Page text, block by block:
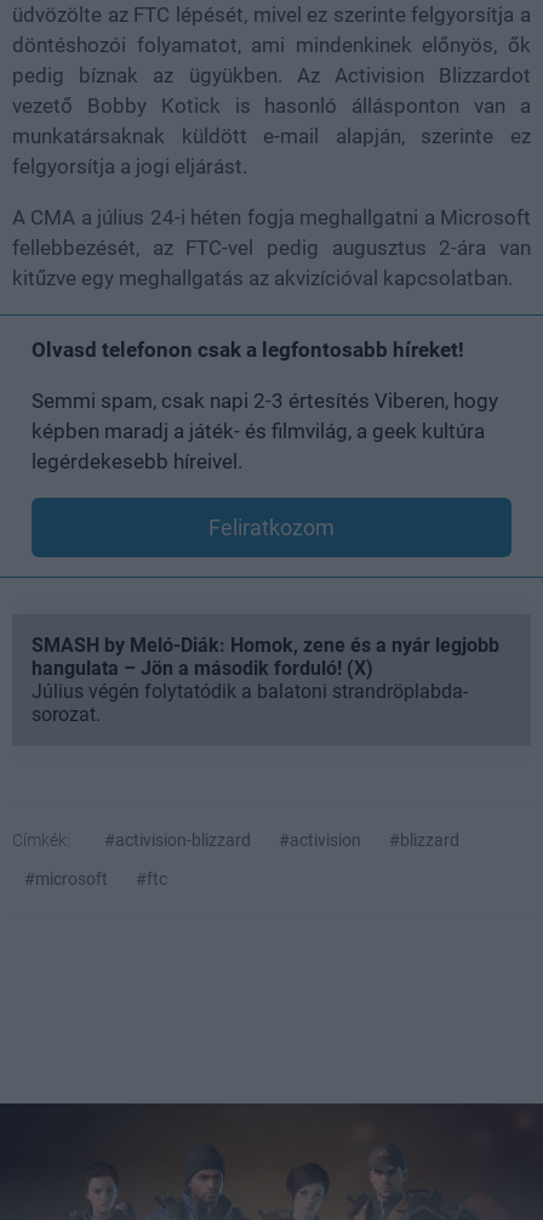
üdvözölte az FTC lépését, mivel ez szerinte felgyorsítja a
döntéshozói folyamatot, ami mindenkinek előnyös, ők
pedig bíznak az ügyükben. Az Activision Blizzardot
vezető Bobby Kotick is hasonló állásponton van a
munkatársaknak küldött e-mail alapján, szerinte ez
felgyorsítja a jogi eljárást.
A CMA a július 24-i héten fogja meghallgatni a Microsoft
fellebbezését, az FTC-vel pedig augusztus 2-ára van
kitűzve egy meghallgatás az akvizícióval kapcsolatban.
Olvasd telefonon csak a legfontosabb híreket!
Semmi spam, csak napi 2-3 értesítés Viberen, hogy
képben maradj a játék- és filmvilág, a geek kultúra
legérdekesebb híreivel.
Feliratkozom
SMASH by Meló-Diák: Homok, zene és a nyár legjobb
hangulata – Jön a második forduló! (X)
Július végén folytatódik a balatoni strandröplabda-
sorozat.
Címkék: #activision-blizzard #activision
#blizzard
#microsoft
#ftc